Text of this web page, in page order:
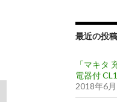
最近の投稿
「マキタ
電器付
2018年6